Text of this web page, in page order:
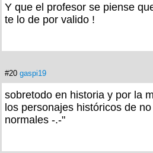
Y que el profesor se piense
te lo de por valido !
#20 gaspi19
sobretodo en historia y por la
los personajes históricos de
normales -.-"